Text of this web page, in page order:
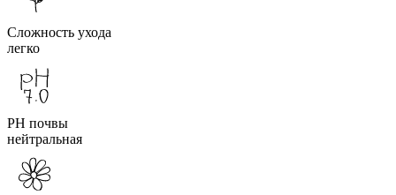
Сложность ухода
легко
PH почвы
нейтральная